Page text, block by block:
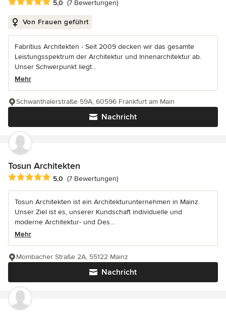
Durchschnittliche Bewertung: 5 von 5 Sternen
5,0 (7 Bewertungen)
Von Frauen geführt
Fabritius Architekten - Seit 2009 decken wir das gesamte
Leistungsspektrum der Architektur und Innenarchitektur ab.
Unser Schwerpunkt liegt...
Mehr
Nachricht
Schwanthalerstraße 59A, 60596 Frankfurt am Main
Tosun Architekten
Durchschnittliche Bewertung: 5 von 5 Sternen
5,0 (7 Bewertungen)
Tosun Architekten ist ein Architekturunternehmen in Mainz.
Unser Ziel ist es, unserer Kundschaft individuelle und
moderne Architektur- und Des...
Mehr
Nachricht
Mombacher Straße 2A, 55122 Mainz